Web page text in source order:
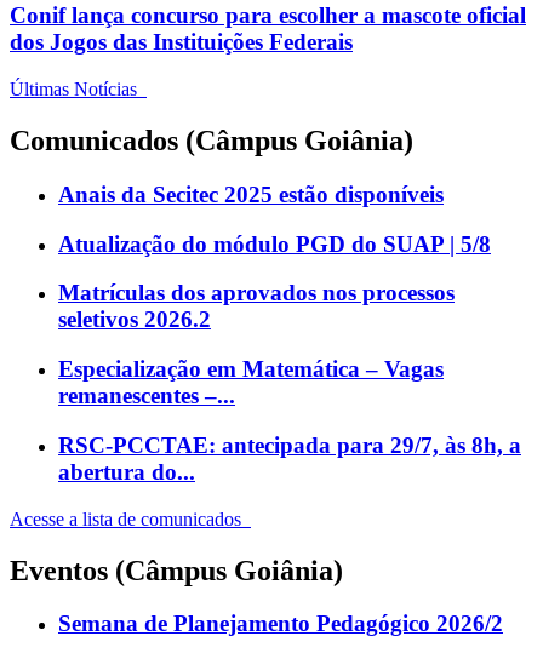
Conif lança concurso para escolher a mascote oficial
dos Jogos das Instituições Federais
Últimas Notícias
Comunicados (Câmpus Goiânia)
Anais da Secitec 2025 estão disponíveis
Atualização do módulo PGD do SUAP | 5/8
Matrículas dos aprovados nos processos
seletivos 2026.2
Especialização em Matemática – Vagas
remanescentes –...
RSC-PCCTAE: antecipada para 29/7, às 8h, a
abertura do...
Acesse a lista de comunicados
Eventos (Câmpus Goiânia)
Semana de Planejamento Pedagógico 2026/2